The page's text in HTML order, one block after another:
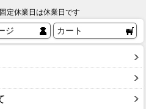
定休業日は休業日です
ジ カート